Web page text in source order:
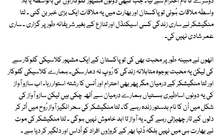
واسطہ ملاقات ہُوئی تو پاکستان اور بھارت میں یہ ملاقات ایک بڑی خبر بن گئی ۔ لتا
منگیشکر نے ساری زندگی کسی اسیکنڈل اور تنازع کے بغیر شریفانہ طور پر گزاری ۔ ساری
عمر شادی نہیں کی۔
انھوں نے مبینہ طور پر محبت بھی کی تو پاکستان کے ایک مشہور کلاسیکی گلوکار سے
کی لیکن یہ محبت بوجوہ متاہلانہ زندگی کا رُوپ نہ دھار سکی۔ ہمارے کلاسیکی گلوکار
اور لتا منگیشکر کے درمیان مگر پھر بھی احترام اور اُنس کا رشتہ استوار رہا۔ اب سازو آواز
کی یہ دونوں اساطیری ہستیاں ہمارے درمیان سے اُٹھ چکی ہیں لیکن سازو آواز کی
شکل میں اُن کا نام بدستور زندہ رہے گا۔ لتا منگیشکر کی سحر انگیز آواز رُوح میں اُتر کر
دلوں کے تار چھیڑتی رہے گی۔ یہ آواز تا ابد خاموش نہیں ہوگی ۔ لتا منگیشکر کی موت
نے بھارت ہی میں نہیں بلکہ دُنیا بھر کے کروڑوں افراد کو اُداس اور دلگیر کر دیا ہے ۔